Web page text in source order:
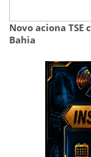
Novo aciona
Bahia